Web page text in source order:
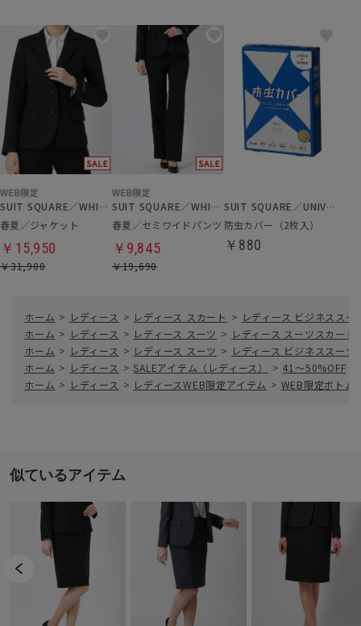
SUIT SQUARE／WHITE
春夏／ジャケット
￥15,950
￥31,900
SUIT SQUARE／WHITE
春夏／セミワイドパンツ
￥9,845
￥19,690
SUIT SQUARE／UNIVERSAL LANGUAGE
防虫カバー（2枚入）
￥880
ホーム > レディース > レディース スカート > レディース ビジネススー
ホーム > レディース > レディース スーツ > レディース スーツスカート
ホーム > レディース > レディース スーツ > レディース ビジネススーツ
ホーム > レディース > SALEアイテム（レディース） > 41～50%OFF
ホーム > レディース > レディースWEB限定アイテム > WEB限定ボトム